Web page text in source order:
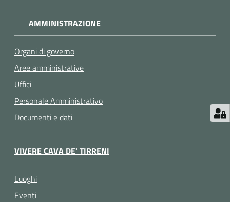
AMMINISTRAZIONE
Organi di governo
Aree amministrative
Uffici
Personale Amministrativo
Documenti e dati
VIVERE CAVA DE' TIRRENI
Luoghi
Eventi